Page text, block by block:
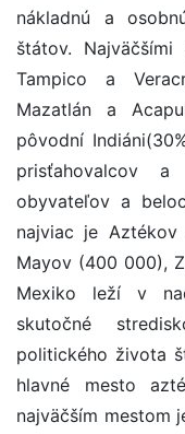
nákladnú a
štátov.
Tampico a
Mazatlán a
pôvodní
prisťahovalcov a
obyvateľov a
najviac je
Mayov (400 000),
Mexiko leží v
skutočné
politického života
hlavné mesto
najväčším mestom